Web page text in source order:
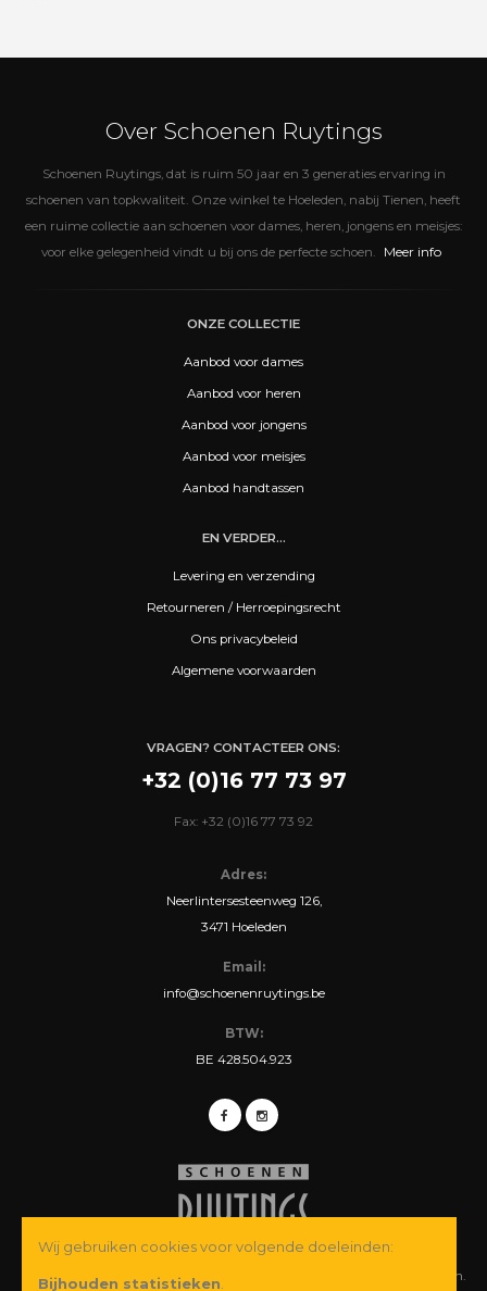
Over Schoenen Ruytings
Schoenen Ruytings, dat is ruim 50 jaar en 3 generaties ervaring in
schoenen van topkwaliteit. Onze winkel te Hoeleden, nabij Tienen, heeft
een ruime collectie aan schoenen voor dames, heren, jongens en meisjes:
voor elke gelegenheid vindt u bij ons de perfecte schoen.
Meer info
ONZE COLLECTIE
Aanbod voor dames
Aanbod voor heren
Aanbod voor jongens
Aanbod voor meisjes
Aanbod handtassen
EN VERDER...
Levering en verzending
Retourneren / Herroepingsrecht
Ons privacybeleid
Algemene voorwaarden
VRAGEN? CONTACTEER ONS:
+32 (0)16 77 73 97
Fax: +32 (0)16 77 73 92
Adres:
Neerlintersesteenweg 126,
3471 Hoeleden
Email:
info@schoenenruytings.be
BTW:
BE 428.504.923
© Copyright 2026 Schoenen Ruytings BVBA. Alle rechten voorbehouden.
Wij gebruiken cookies voor volgende doeleinden:
Bijhouden statistieken